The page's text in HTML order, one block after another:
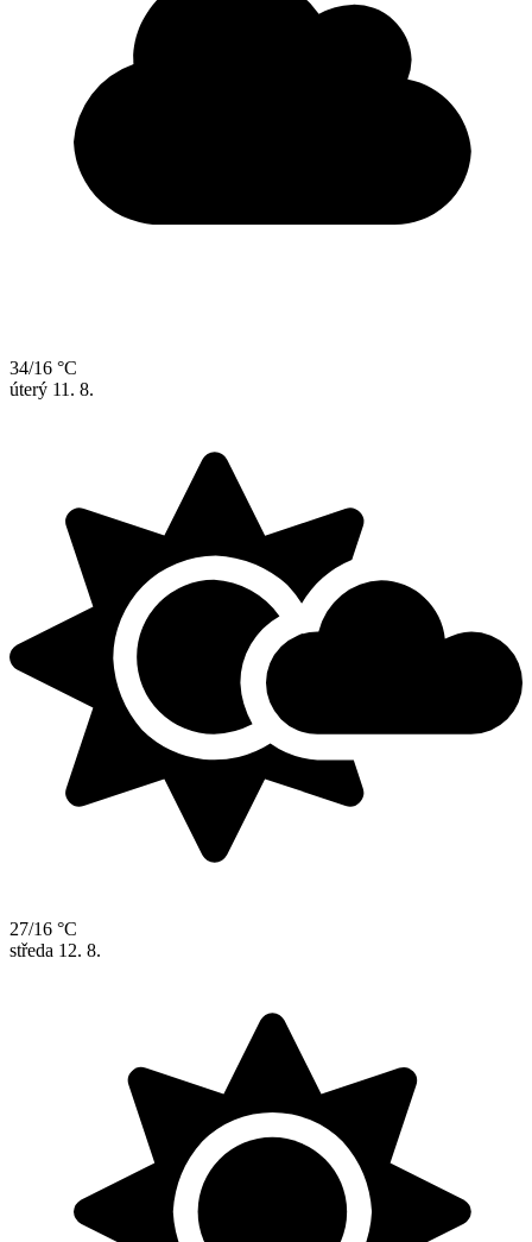
34/16 °C
úterý 11. 8.
27/16 °C
středa 12. 8.